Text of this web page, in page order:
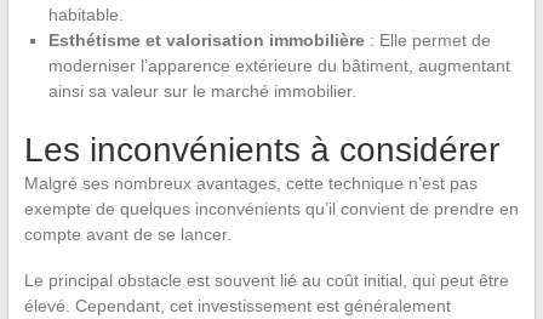
habitable.
Esthétisme et valorisation immobilière: Elle permet de
moderniser l’apparence extérieure du bâtiment, augmentant
ainsi sa valeur sur le marché immobilier.
Les inconvénients à considérer
Malgré ses nombreux avantages, cette technique n’est pas
exempte de quelques inconvénients qu’il convient de prendre en
compte avant de se lancer.
Le principal obstacle est souvent lié au coût initial, qui peut être
élevé. Cependant, cet investissement est généralement